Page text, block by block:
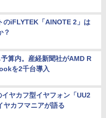
のiFLYTEK「AINOTE 2」は
？
算内。産経新聞社がAMD R
を2千台導入
ヤカフ型イヤフォン「UU2
ヤカフマニアが語る